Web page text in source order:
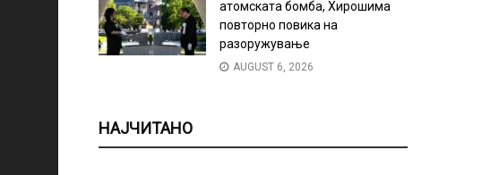
атомската бомба, Хирошима
повторно повика на
разоружување
AUGUST 6, 2026
НАЈЧИТАНО